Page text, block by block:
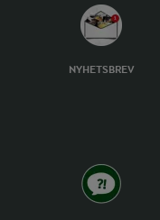
NYHETSBREV